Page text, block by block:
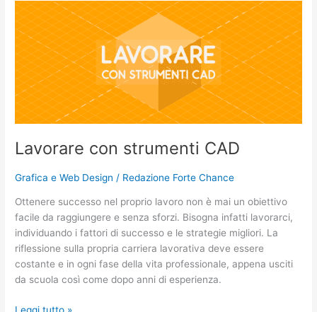
Lavorare con strumenti CAD
Grafica e Web Design / Redazione Forte Chance
Ottenere successo nel proprio lavoro non è mai un obiettivo
facile da raggiungere e senza sforzi. Bisogna infatti lavorarci,
individuando i fattori di successo e le strategie migliori. La
riflessione sulla propria carriera lavorativa deve essere
costante e in ogni fase della vita professionale, appena usciti
da scuola così come dopo anni di esperienza.
Lavorare
con
strumenti
CAD